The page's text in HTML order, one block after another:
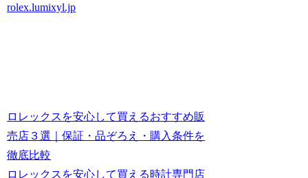
rolex.lumixyl.jp
ロレックスを安心して買えるおすすめ販
売店３選｜保証・品ぞろえ・購入条件を
徹底比較
ロレックスを安心して買える時計専門店